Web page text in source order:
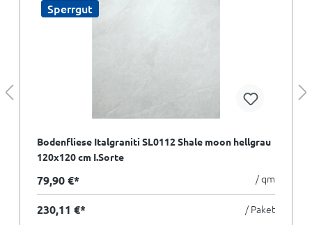
Sperrgut
Bodenfliese Italgraniti SL0112 Shale moon hellgrau
120x120 cm I.Sorte
79,90 €* / qm
230,11 €* / Paket